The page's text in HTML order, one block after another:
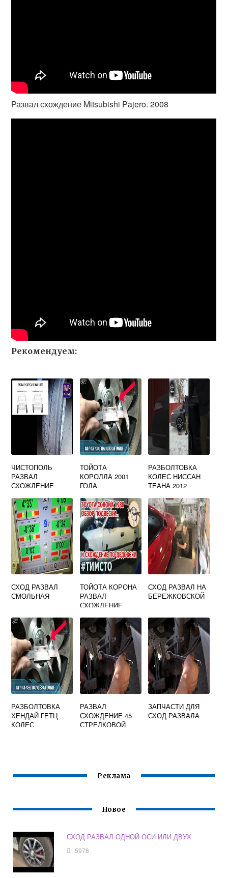
Развал схождение Mitsubishi Pajero. 2008
Рекомендуем:
ЧИСТОПОЛЬ
РАЗВАЛ
СХОЖДЕНИЕ
ТОЙОТА
КОРОЛЛА 2001
ГОДА
КОЛЕС
РАЗБОЛТОВКА
КОЛЕС НИССАН
ТЕАНА 2012
СХОД РАЗВАЛ
СМОЛЬНАЯ
ТОЙОТА КОРОНА
РАЗВАЛ
СХОЖДЕНИЕ
СХОД РАЗВАЛ НА
БЕРЕЖКОВСКОЙ
РАЗБОЛТОВКА
ХЕНДАЙ ГЕТЦ
КОЛЕС
РАЗВАЛ
СХОЖДЕНИЕ 45
СТРЕЛКОВОЙ
ЗАПЧАСТИ ДЛЯ
СХОД РАЗВАЛА
Реклама
Новое
СХОД РАЗВАЛ ОДНОЙ ОСИ ИЛИ ДВУХ
5978